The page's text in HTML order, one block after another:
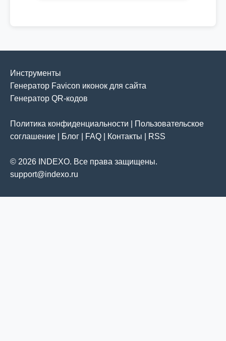
Инструменты
Генератор Favicon иконок для сайта
Генератор QR-кодов
Политика конфиденциальности
Пользовательское
соглашение
Блог FAQ Контакты RSS
© 2026 INDEXO. Все права защищены.
support@indexo.ru